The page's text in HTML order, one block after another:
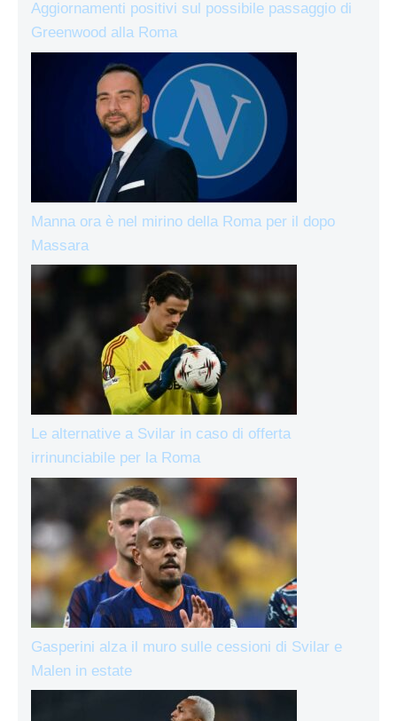
Aggiornamenti positivi sul possibile passaggio di
Greenwood alla Roma
Manna ora è nel mirino della Roma per il dopo
Massara
Le alternative a Svilar in caso di offerta
irrinunciabile per la Roma
Gasperini alza il muro sulle cessioni di Svilar e
Malen in estate